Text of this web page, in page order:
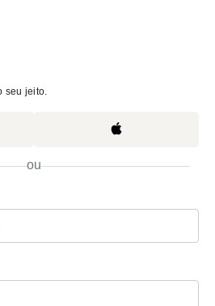
seu jeito.
ou